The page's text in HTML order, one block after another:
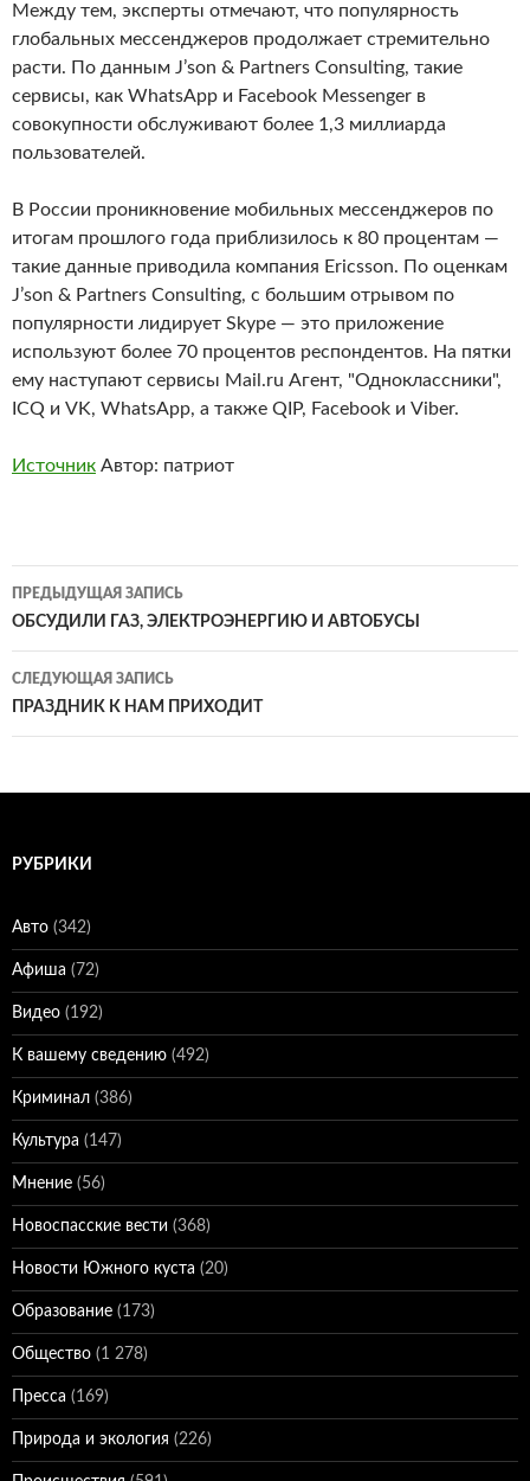
Между тем, эксперты отмечают, что популярность
глобальных мессенджеров продолжает стремительно
расти. По данным J’son & Partners Consulting, такие
сервисы, как WhatsApp и Facebook Messenger в
совокупности обслуживают более 1,3 миллиарда
пользователей.
В России проникновение мобильных мессенджеров по
итогам прошлого года приблизилось к 80 процентам —
такие данные приводила компания Ericsson. По оценкам
J’son & Partners Consulting, с большим отрывом по
популярности лидирует Skype — это приложение
используют более 70 процентов респондентов. На пятки
ему наступают сервисы Mail.ru Агент, "Одноклассники",
ICQ и VK, WhatsApp, а также QIP, Facebook и Viber.
Источник Автор: патриот
Навигация
по
записям
ПРЕДЫДУЩАЯ ЗАПИСЬ
ОБСУДИЛИ ГАЗ, ЭЛЕКТРОЭНЕРГИЮ И АВТОБУСЫ
СЛЕДУЮЩАЯ ЗАПИСЬ
ПРАЗДНИК К НАМ ПРИХОДИТ
РУБРИКИ
Авто (342)
Афиша (72)
Видео (192)
К вашему сведению (492)
Криминал (386)
Культура (147)
Мнение (56)
Новоспасские вести (368)
Новости Южного куста (20)
Образование (173)
Общество (1 278)
Пресса (169)
Природа и экология (226)